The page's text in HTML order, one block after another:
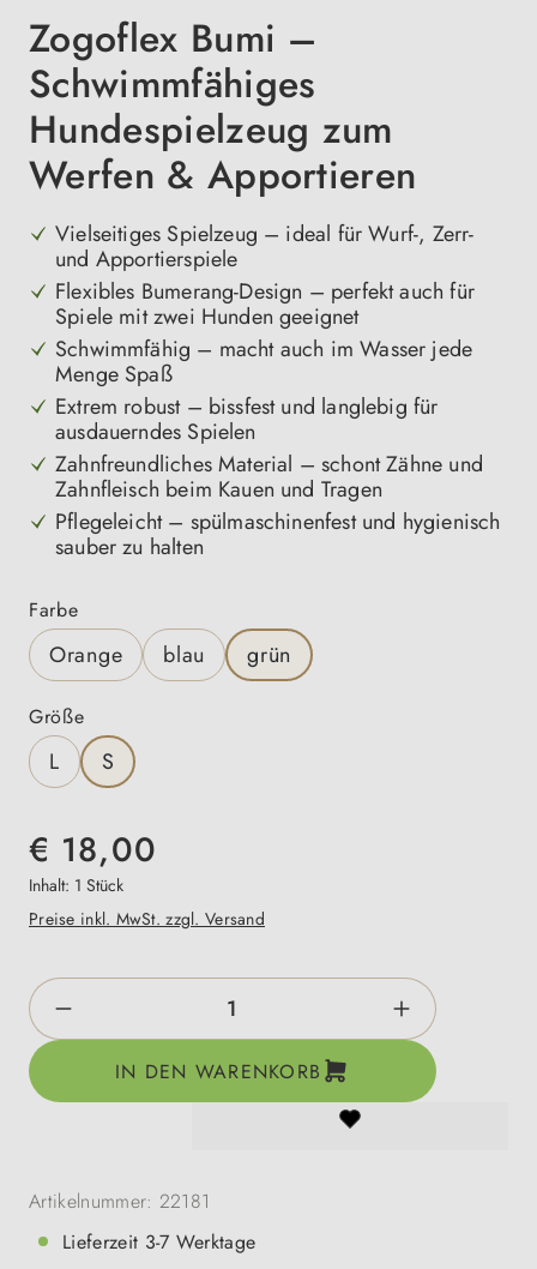
Zogoflex Bumi –
Schwimmfähiges
Hundespielzeug zum
Werfen & Apportieren
Vielseitiges Spielzeug – ideal für Wurf-, Zerr-
und Apportierspiele
Flexibles Bumerang-Design – perfekt auch für
Spiele mit zwei Hunden geeignet
Schwimmfähig – macht auch im Wasser jede
Menge Spaß
Extrem robust – bissfest und langlebig für
ausdauerndes Spielen
Zahnfreundliches Material – schont Zähne und
Zahnfleisch beim Kauen und Tragen
Pflegeleicht – spülmaschinenfest und hygienisch
sauber zu halten
Farbeauswählen
Orange blau grün
Größeauswählen
L S
€ 18,00
Inhalt: 1 Stück
Preise inkl. MwSt. zzgl. Versand
Produkt Anzahl: Gib den gewünschten
IN DEN WARENKORB
Artikelnummer: 22181
Lieferzeit 3-7 Werktage